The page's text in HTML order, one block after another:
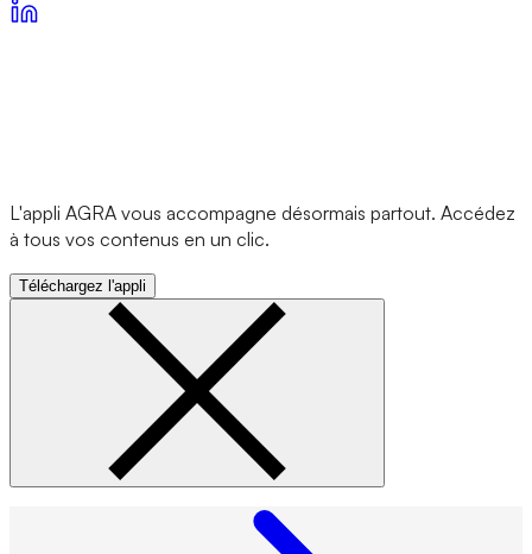
L'appli AGRA vous accompagne désormais partout. Accédez
à tous vos contenus en un clic.
Téléchargez l'appli